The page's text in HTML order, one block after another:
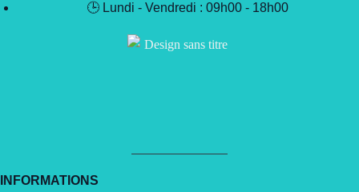
🕒 Lundi - Vendredi : 09h00 - 18h00
INFORMATIONS